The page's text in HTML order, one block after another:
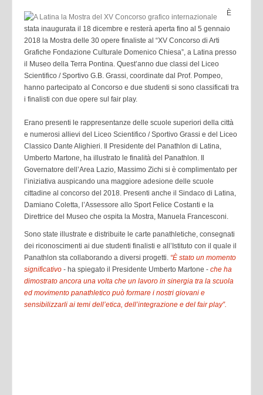
È
stata inaugurata il 18 dicembre e resterà aperta fino al 5 gennaio
2018 la Mostra delle 30 opere finaliste al “XV Concorso di Arti
Grafiche Fondazione Culturale Domenico Chiesa”, a Latina presso
il Museo della Terra Pontina. Quest’anno due classi del Liceo
Scientifico / Sportivo G.B. Grassi, coordinate dal Prof. Pompeo,
hanno partecipato al Concorso e due studenti si sono classificati tra
i finalisti con due opere sul fair play.
Erano presenti le rappresentanze delle scuole superiori della città
e numerosi allievi del Liceo Scientifico / Sportivo Grassi e del Liceo
Classico Dante Alighieri. Il Presidente del Panathlon di Latina,
Umberto Martone, ha illustrato le finalità del Panathlon. Il
Governatore dell’Area Lazio, Massimo Zichi si è complimentato per
l’iniziativa auspicando una maggiore adesione delle scuole
cittadine al concorso del 2018. Presenti anche il Sindaco di Latina,
Damiano Coletta, l’Assessore allo Sport Felice Costanti e la
Direttrice del Museo che ospita la Mostra, Manuela Francesconi.
Sono state illustrate e distribuite le carte panathletiche, consegnati
dei riconoscimenti ai due studenti finalisti e all’Istituto con il quale il
Panathlon sta collaborando a diversi progetti. “È stato un momento
significativo - ha spiegato il Presidente Umberto Martone - che ha
dimostrato ancora una volta che un lavoro in sinergia tra la scuola
ed movimento panathletico può formare i nostri giovani e
sensibilizzarli ai temi dell’etica, dell’integrazione e del fair play”.